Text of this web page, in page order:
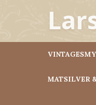
MATSILVER